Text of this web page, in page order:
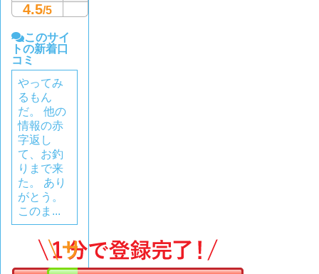
4.5/5
このサイ
トの新着口
コミ
やってみ
るもん
だ。 他の
情報の赤
字返し
て、お釣
りまで来
た。 あり
がとう。
このま...